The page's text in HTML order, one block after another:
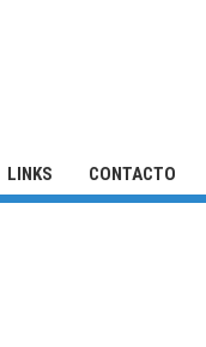
LINKS CONTACTO